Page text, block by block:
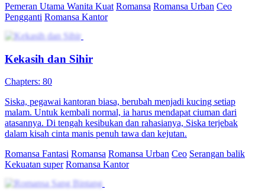
Pemeran Utama Wanita Kuat Romansa Romansa Urban Ceo
Pengganti Romansa Kantor
Kekasih dan Sihir
Chapters: 80
Siska, pegawai kantoran biasa, berubah menjadi kucing setiap
malam. Untuk kembali normal, ia harus mendapat ciuman dari
atasannya. Di tengah kesibukan dan rahasianya, Siska terjebak
dalam kisah cinta manis penuh tawa dan kejutan.
Romansa Fantasi Romansa Romansa Urban Ceo Serangan balik
Kekuatan super Romansa Kantor